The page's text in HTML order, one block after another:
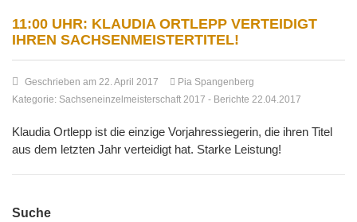
11:00 UHR: KLAUDIA ORTLEPP VERTEIDIGT
IHREN SACHSENMEISTERTITEL!
Geschrieben am 22. April 2017
Pia Spangenberg
Kategorie: Sachseneinzelmeisterschaft 2017 - Berichte 22.04.2017
Klaudia Ortlepp ist die einzige Vorjahressiegerin, die ihren Titel
aus dem letzten Jahr verteidigt hat. Starke Leistung!
Suche